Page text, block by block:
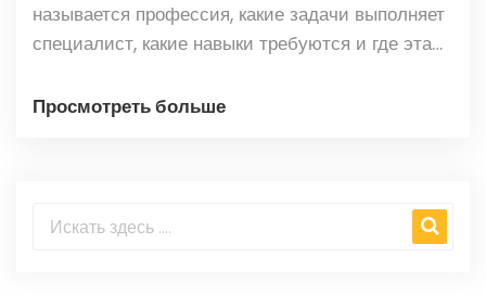
называется профессия, какие задачи выполняет
специалист, какие навыки требуются и где эта
реальные истории и неожиданные детали о
Просмотреть больше